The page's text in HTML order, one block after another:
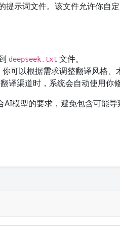
示词文件。该文件允许你自
deepseek.txt 文件。
可以根据需求调整翻译风格、
渠道时，系统会自动使用你
模型的要求，避免包含可能导